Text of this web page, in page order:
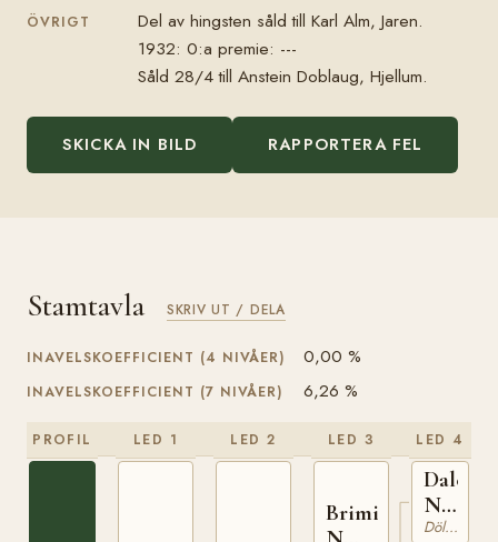
ÖVRIGT
Del av hingsten såld till Karl Alm, Jaren.
1932: 0:a premie: ---
Såld 28/4 till Anstein Doblaug, Hjellum.
SKICKA IN BILD RAPPORTERA FEL
Stamtavla SKRIV UT / DELA
INAVELSKOEFFICIENT (4 NIVÅER) 0,00 %
INAVELSKOEFFICIENT (7 NIVÅER) 6,26 %
PROFIL LED 1 LED 2 LED 3
Brimin
LED 4
Dalebu
N
653Dölehäst